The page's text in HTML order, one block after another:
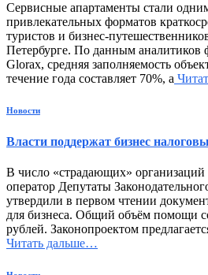
Сервисные апартаменты стали
привлекательных форматов
туристов и бизнес-
Петербурге. По данным аналитиков
Glorax, средняя заполняемость
течение года составляет 70%, а
Новости
Власти поддержат бизнес
В число «страдающих»
оператор Депутаты
утвердили в первом чтении
для бизнеса. Общий объём помощи
рублей. Законопроектом
Читать дальше…